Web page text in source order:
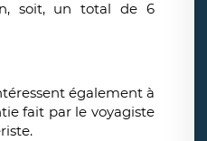
soit, un total de 6
également à
fait par le voyagiste